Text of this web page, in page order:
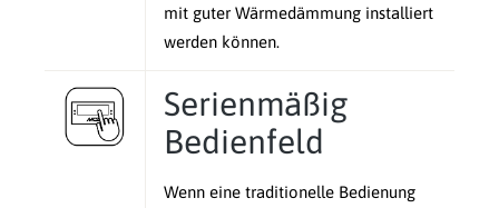
mit guter Wärmedämmung installiert
werden können.
Serienmäßig
Bedienfeld
Wenn eine traditionelle Bedienung